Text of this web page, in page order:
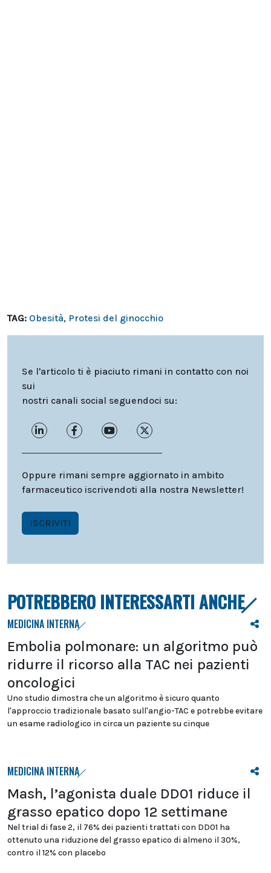
TAG: Obesità, Protesi del ginocchio
Se l'articolo ti è piaciuto rimani in contatto con noi
sui
nostri canali social seguendoci su:
Oppure rimani sempre aggiornato in ambito
farmaceutico iscrivendoti alla nostra Newsletter!
ISCRIVITI
POTREBBERO INTERESSARTI ANCHE
MEDICINA INTERNA
Embolia polmonare: un algoritmo può
ridurre il ricorso alla TAC nei pazienti
oncologici
Uno studio dimostra che un algoritmo è sicuro quanto
l'approccio tradizionale basato sull'angio-TAC e potrebbe evitare
un esame radiologico in circa un paziente su cinque
MEDICINA INTERNA
Mash, l’agonista duale DD01 riduce il
grasso epatico dopo 12 settimane
Nel trial di fase 2, il 76% dei pazienti trattati con DD01 ha
ottenuto una riduzione del grasso epatico di almeno il 30%,
contro il 12% con placebo